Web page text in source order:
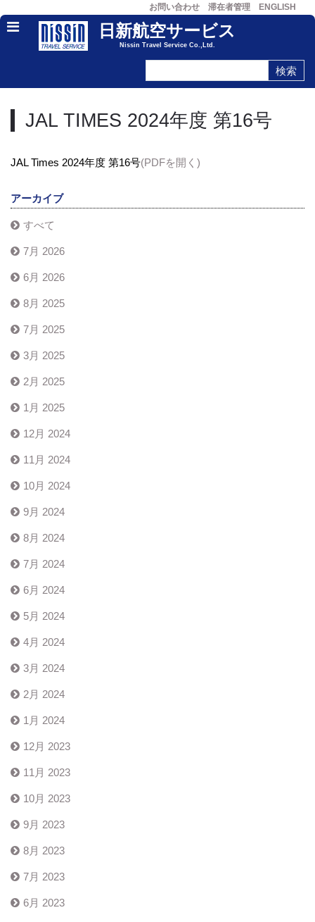
お問い合わせ 滞在者管理 ENGLISH
日新航空サービス
Nissin Travel Service Co.,Ltd.
JAL TIMES 2024年度 第16号
JAL Times 2024年度 第16号(PDFを開く)
アーカイブ
すべて
7月 2026
6月 2026
8月 2025
7月 2025
3月 2025
2月 2025
1月 2025
12月 2024
11月 2024
10月 2024
9月 2024
8月 2024
7月 2024
6月 2024
5月 2024
4月 2024
3月 2024
2月 2024
1月 2024
12月 2023
11月 2023
10月 2023
9月 2023
8月 2023
7月 2023
6月 2023